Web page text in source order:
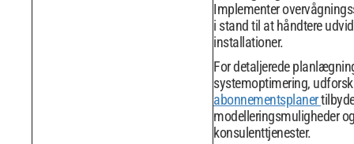
Implementer
i stand til at håndtere
installationer.
For detaljerede
systemoptimering,
abonnementsplaner
modelleringsmuligheder
konsulenttjenester.